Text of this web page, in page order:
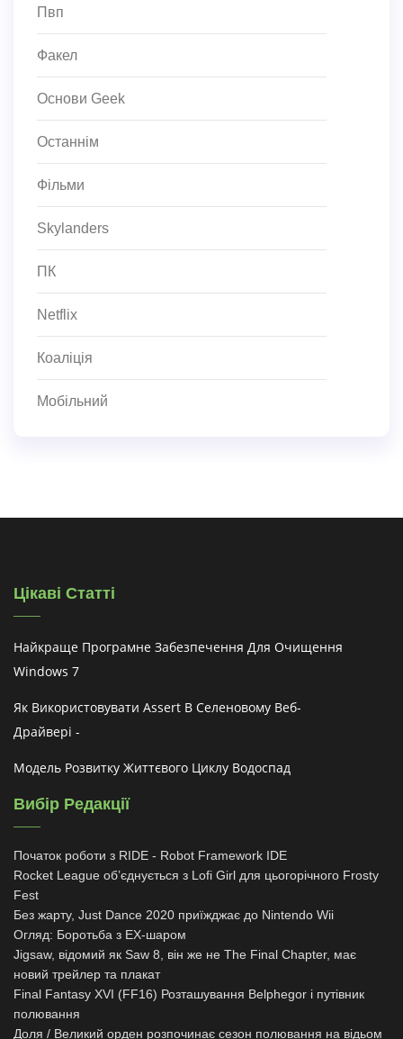
Пвп
Факел
Основи Geek
Останнім
Фільми
Skylanders
ПК
Netflix
Коаліція
Мобільний
Цікаві Статті
Найкраще Програмне Забезпечення Для Очищення
Windows 7
Як Використовувати Assert В Селеновому Веб-
Драйвері -
Модель Розвитку Життєвого Циклу Водоспад
Вибір Редакції
Початок роботи з RIDE - Robot Framework IDE
Rocket League об’єднується з Lofi Girl для цьогорічного Frosty
Fest
Без жарту, Just Dance 2020 приїжджає до Nintendo Wii
Огляд: Боротьба з EX-шаром
Jigsaw, відомий як Saw 8, він же не The Final Chapter, має
новий трейлер та плакат
Final Fantasy XVI (FF16) Розташування Belphegor і путівник
полювання
Доля / Великий орден розпочинає сезон полювання на відьом